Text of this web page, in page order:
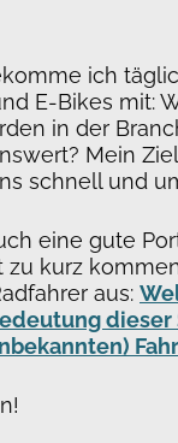
ich
E-Bikes mit:
in der
Mein
schnell und
eine gute
kurz
aus:
dieser